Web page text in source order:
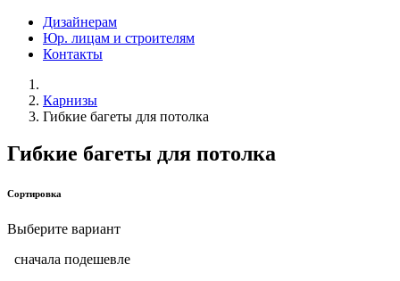
Дизайнерам
Юр. лицам и строителям
Контакты
Карнизы
Гибкие багеты для потолка
Гибкие багеты для потолка
Сортировка
Выберите вариант
сначала подешевле